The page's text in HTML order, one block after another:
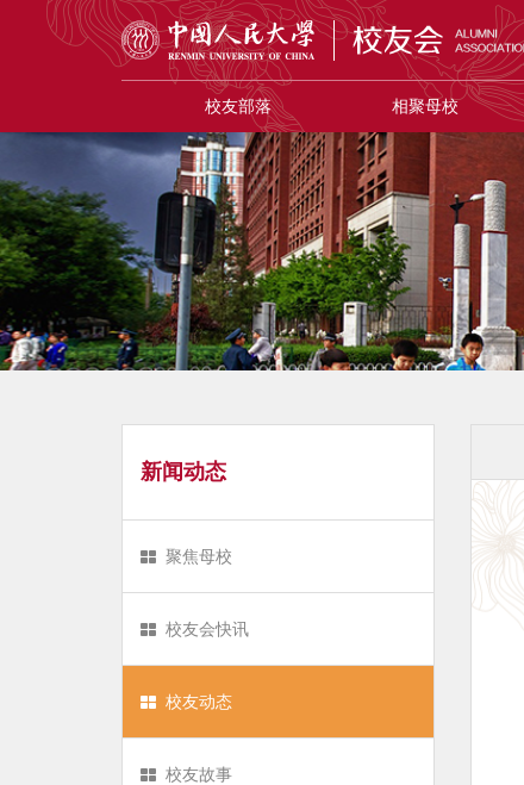
校友部落 相聚母校
新闻动态
聚焦母校
校友会快讯
校友动态
校友故事